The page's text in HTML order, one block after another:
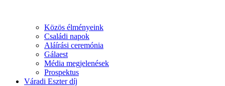
Közös élményeink
Családi napok
Aláírási ceremónia
Gálaest
Média megjelenések
Prospektus
Váradi Eszter díj